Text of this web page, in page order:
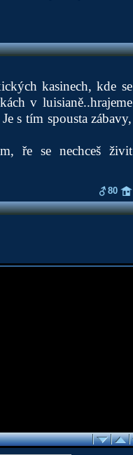
kasinech, kde se
v luisianě..hrajeme
s tím spousta zábavy,
ře se nechceš živit
80